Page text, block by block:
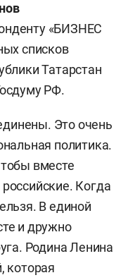
«БИЗНЕС
списков
Татарстан
РФ.
Это очень
политика.
вместе
Когда
В единой
и дружно
Родина Ленина
которая